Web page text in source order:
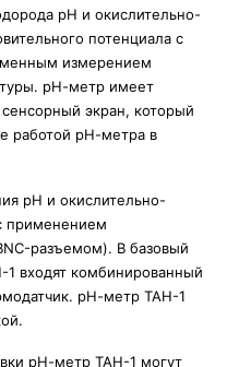
рН и окислительно-
потенциала с
измерением
рН-метр имеет
экран, который
работой рН-метра в
рН и окислительно-
применением
разъемом). В базовый
входят комбинированный
рН-метр ТАН-1
рН-метр ТАН-1 могут